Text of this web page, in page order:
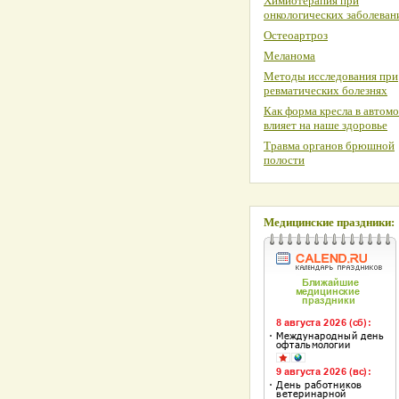
онкологических
Остеоартроз
Меланома
Методы исследования при
ревматических болезнях
Как форма кресла в
влияет на наше здоровье
Травма органов брюшной
полости
Медицинские праздники: